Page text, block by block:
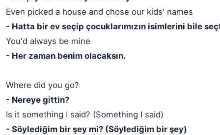
Even picked a house and chose our kids' names
- Hatta bir ev seçip çocuklarımızın isimlerini bile
You'd always be mine
- Her zaman benim olacaksın.
Where did you go?
- Nereye gittin?
Is it something I said? (Something I said)
- Söylediğim bir şey mi? (Söylediğim bir şey)